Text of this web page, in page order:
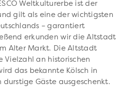
Weltkulturerbe ist der
gilt als eine der wichtigsten
– garantiert
erkunden wir die Altstadt
Alter Markt. Die Altstadt
Vielzahl an historischen
das bekannte Kölsch in
durstige Gäste ausgeschenkt.